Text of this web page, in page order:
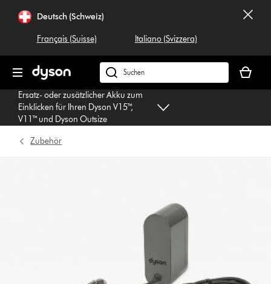
überspringenDeutsch (Schweiz)
Français (Suisse) Italiano (Svizzera)
Dyson.ch
durchsuchen
ist
Ersatz- oder zusätzlicher Akku zum
Einklicken für Ihren Dyson V15™,
V11™ und Dyson Outsize
Zubehör